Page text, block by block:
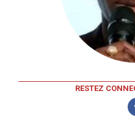
RESTEZ